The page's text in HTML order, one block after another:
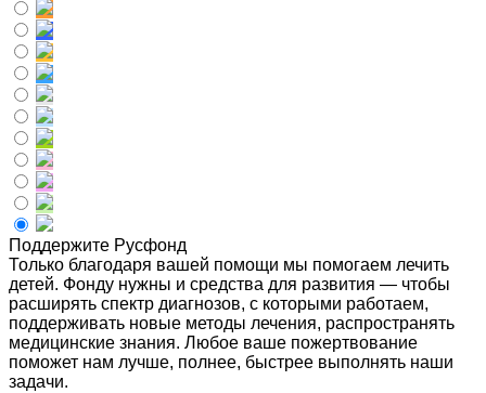
Поддержите Русфонд
Только благодаря вашей помощи мы помогаем лечить
детей. Фонду нужны и средства для развития — чтобы
расширять спектр диагнозов, с которыми работаем,
поддерживать новые методы лечения, распространять
медицинские знания. Любое ваше пожертвование
поможет нам лучше, полнее, быстрее выполнять наши
задачи.